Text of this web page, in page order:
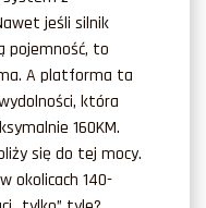
jeśli silnik
pojemność, to
A platforma ta
która
160KM.
się do tej mocy.
okolicach 140-